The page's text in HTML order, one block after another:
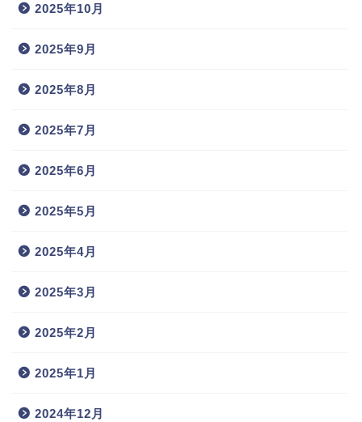
2025年10月
2025年9月
2025年8月
2025年7月
2025年6月
2025年5月
2025年4月
2025年3月
2025年2月
2025年1月
2024年12月